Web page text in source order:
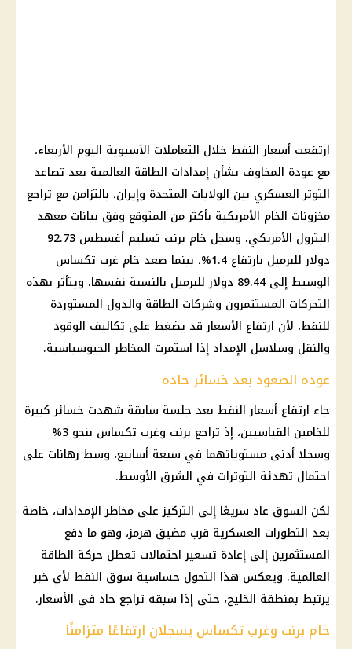
ارتفعت أسعار النفط خلال التعاملات الآسيوية اليوم الأربعاء،
مع عودة المخاوف بشأن إمدادات الطاقة العالمية بعد تصاعد
التوتر العسكري بين الولايات المتحدة وإيران، بالتزامن مع تراجع
مخزونات الخام الأمريكية بأكثر من المتوقع وفق بيانات معهد
البترول الأمريكي. وسجل خام برنت تسليم أغسطس 92.73
دولار للبرميل بارتفاع 1.4%، بينما صعد خام غرب تكساس
الوسيط إلى 89.44 دولار للبرميل بالنسبة نفسها. ويتأثر بهذه
التحركات المستثمرون وشركات الطاقة والدول المستوردة
للنفط، لأن ارتفاع الأسعار قد يضغط على تكاليف الوقود
والنقل وسلاسل الإمداد إذا استمرت المخاطر الجيوسياسية.
عودة الصعود بعد خسائر حادة
جاء ارتفاع أسعار النفط بعد جلسة سابقة شهدت خسائر كبيرة
للخامين القياسيين، إذ تراجع برنت وغرب تكساس بنحو 3%
وسجلا أدنى مستوياتهما في سبعة أسابيع، وسط رهانات على
احتمال تهدئة التوترات في الشرق الأوسط.
لكن السوق عاد سريعًا إلى التركيز على مخاطر الإمدادات، خاصة
بعد التطورات العسكرية قرب مضيق هرمز، وهو ما دفع
المستثمرين إلى إعادة تسعير احتمالات تعطل حركة الطاقة
العالمية. ويعكس هذا التحول حساسية سوق النفط لأي خبر
يرتبط بمنطقة الخليج، حتى إذا سبقه تراجع حاد في الأسعار.
خام برنت وغرب تكساس يسجلان ارتفاعًا متزامنًا